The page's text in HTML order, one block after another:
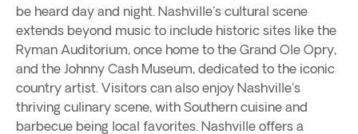
be heard day and night. Nashville's cultural scene
extends beyond music to include historic sites like the
Ryman Auditorium, once home to the Grand Ole Opry,
and the Johnny Cash Museum, dedicated to the iconic
country artist. Visitors can also enjoy Nashville's
thriving culinary scene, with Southern cuisine and
barbecue being local favorites. Nashville offers a